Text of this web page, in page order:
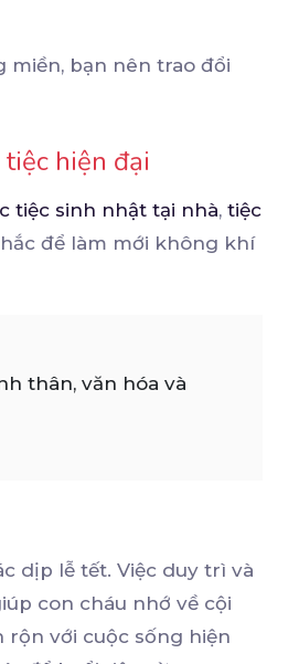
miền, bạn nên trao đổi
hiện đại
tiệc sinh nhật tại nhà, tiệc
để làm mới không khí
thân, văn hóa và
dịp lễ tết. Việc duy trì và
con cháu nhớ về cội
với cuộc sống hiện